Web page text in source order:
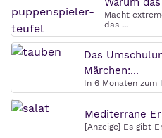
Macht
das ...
Das
Märchen:...
In 6 Monaten zum
Mediterrane
[Anzeige] Es gibt